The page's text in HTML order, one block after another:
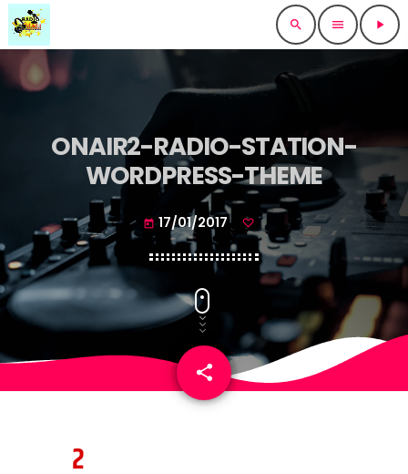
search menu play_arrow
ONAIR2-RADIO-STATION-
WORDPRESS-THEME
today 17/01/2017
share
email